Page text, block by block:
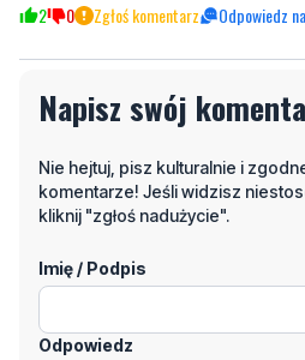
2 0 Zgłoś komentarz Odpowiedz
Napisz swój
Nie hejtuj, pisz kulturalnie i
komentarze! Jeśli widzisz
kliknij "zgłoś nadużycie".
Imię / Podpis
Odpowiedz